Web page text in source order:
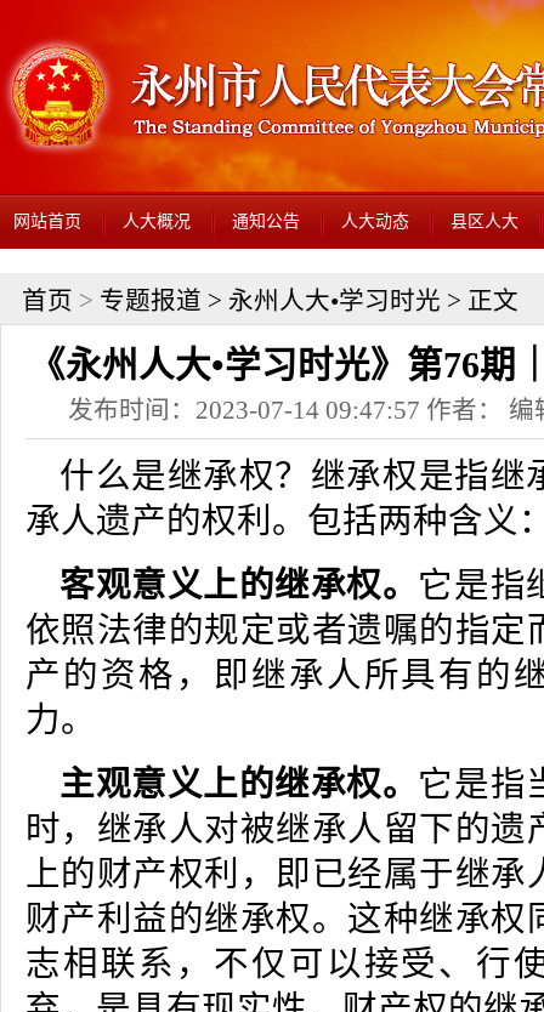
网站首页 人大概况 通知公告 人大动态 县区人大
首页 > 专题报道 > 永州人大•学习时光 > 正文
《永州人大•学习时光》第76期
发布时间：2023-07-14 09:47:57 作者：
什么是继承权？ 继承权是指继
承人遗产的权利。包括两种含义
客观意义上的继承权。 它是指
依照法律的规定或者遗嘱的指定
产的资格，即继承人所具有的
力。
主观意义上的继承权。 它是指
时，继承人对被继承人留下的遗
上的财产权利，即已经属于继承
财产利益的继承权。这种继承权
志相联系，不仅可以接受、行